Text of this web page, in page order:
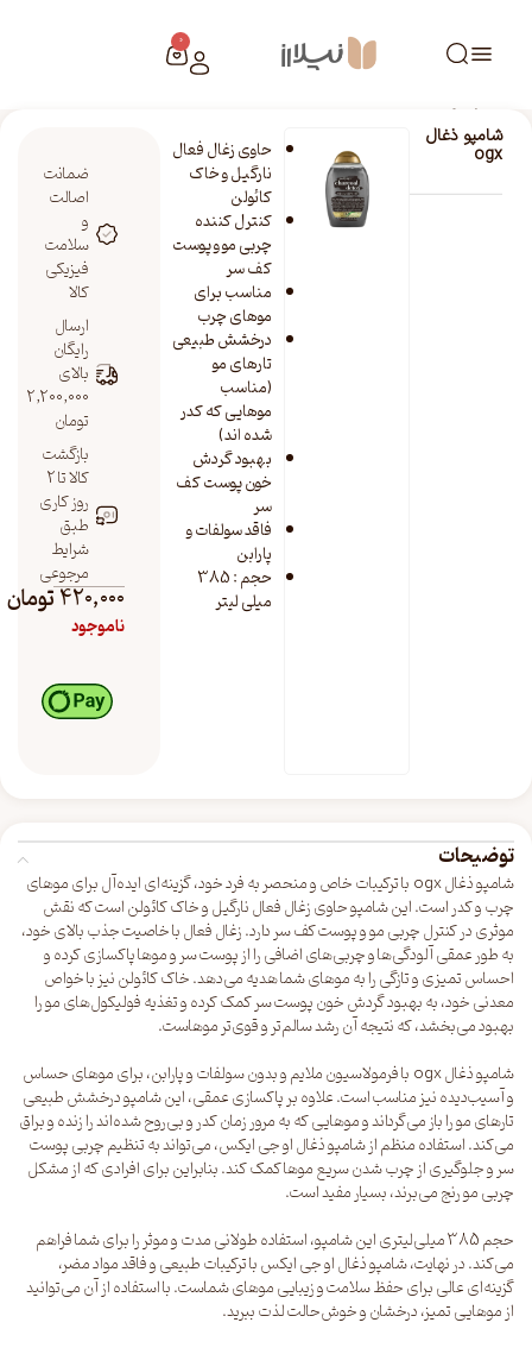
0
فروشگاه نیلارز
شامپو ذغال
ogx حاوی زغال فعال
نارگیل و خاک
کائولن
کنترل کننده
چربی مو و پوست
کف سر
مناسب برای
موهای چرب
درخشش طبیعی
تارهای مو
(مناسب
موهایی که کدر
شده اند)
بهبود گردش
خون پوست کف
سر
فاقد سولفات و
پارابن
حجم : 385
میلی لیتر
ضمانت
اصالت
و
سلامت
فیزیکی
کالا
ارسال
رایگان
بالای
2,200,000
تومان
بازگشت
کالا تا 2
روز کاری
طبق
شرایط
مرجوعی
420,000تومان
ناموجود
توضیحات
شامپو ذغال ogx با ترکیبات خاص و منحصر به فرد خود، گزینه‌ای ایده‌آل برای موهای
چرب و کدر است. این شامپو حاوی زغال فعال نارگیل و خاک کائولن است که نقش
موثری در کنترل چربی مو و پوست کف سر دارد. زغال فعال با خاصیت جذب بالای خود،
به طور عمقی آلودگی‌ها و چربی‌های اضافی را از پوست سر و موها پاکسازی کرده و
احساس تمیزی و تازگی را به موهای شما هدیه می‌دهد. خاک کائولن نیز با خواص
معدنی خود، به بهبود گردش خون پوست سر کمک کرده و تغذیه فولیکول‌های مو را
بهبود می‌بخشد، که نتیجه آن رشد سالم‌تر و قوی‌تر موهاست.
شامپو ذغال ogx با فرمولاسیون ملایم و بدون سولفات و پارابن، برای موهای حساس
و آسیب‌دیده نیز مناسب است. علاوه بر پاکسازی عمقی، این شامپو درخشش طبیعی
تارهای مو را باز می‌گرداند و موهایی که به مرور زمان کدر و بی‌روح شده‌اند را زنده و براق
می‌کند. استفاده منظم از شامپو ذغال او جی ایکس، می‌تواند به تنظیم چربی پوست
سر و جلوگیری از چرب شدن سریع موها کمک کند. بنابراین برای افرادی که از مشکل
چربی مو رنج می‌برند، بسیار مفید است.
حجم 385 میلی‌لیتری این شامپو، استفاده طولانی مدت و موثر را برای شما فراهم
می‌کند. در نهایت، شامپو ذغال او جی ایکس با ترکیبات طبیعی و فاقد مواد مضر،
گزینه‌ای عالی برای حفظ سلامت و زیبایی موهای شماست. با استفاده از آن می‌توانید
از موهایی تمیز، درخشان و خوش‌حالت لذت ببرید.